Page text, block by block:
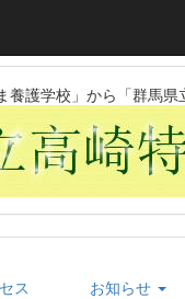
護学校」から「群馬県
ス お知らせ